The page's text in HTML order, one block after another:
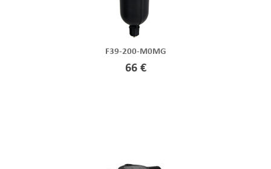
F39-200-M0MG
66 €